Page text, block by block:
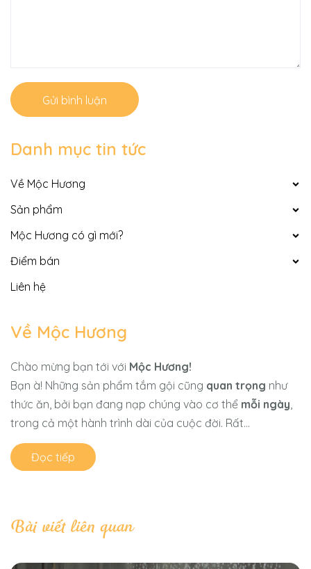
Gửi bình luận
Danh mục tin tức
Về Mộc Hương
Sản phẩm
Mộc Hương có gì mới?
Điểm bán
Liên hệ
Về Mộc Hương
Chào mừng bạn tới với Mộc Hương!
Bạn à! Những sản phẩm tắm gội cũng quan trọng như
thức ăn, bởi bạn đang nạp chúng vào cơ thể mỗi ngày,
trong cả một hành trình dài của cuộc đời. Rất...
Đọc tiếp
Bài viết liên quan